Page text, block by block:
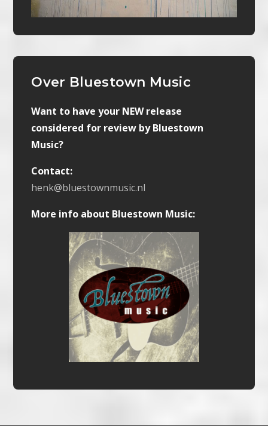
Over Bluestown Music
Want to have your NEW release
considered for review by Bluestown
Music?
Contact:
henk@bluestownmusic.nl
More info about Bluestown Music: